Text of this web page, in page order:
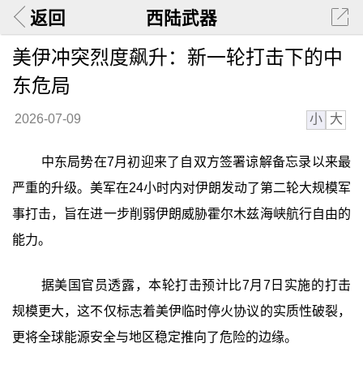
返回 西陆武器
美伊冲突烈度飙升：新一轮打击下的中
东危局
2026-07-09 小 大
中东局势在7月初迎来了自双方签署谅解备忘录以来最
严重的升级。美军在24小时内对伊朗发动了第二轮大规模军
事打击，旨在进一步削弱伊朗威胁霍尔木兹海峡航行自由的
能力。
据美国官员透露，本轮打击预计比7月7日实施的打击
规模更大，这不仅标志着美伊临时停火协议的实质性破裂，
更将全球能源安全与地区稳定推向了危险的边缘。